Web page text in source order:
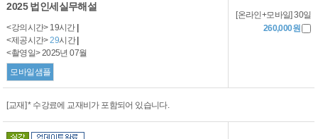
2025 법인세실무해설
<강의시간> 19시간
<제공시간>29시간
<촬영일> 2025년 07월
모바일샘플
[온라인+모바일] 30일
260,000원
[교재] * 수강료에 교재비가 포함되어 있습니다.